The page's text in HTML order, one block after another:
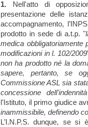
G
L
I
2
0
1
7
,
N
.
1
4
5
6
1. Nell'atto di
presentazione delle
accompagnamento,
prodotto in sede di a.t.p. "
medica
modificazioni in l. 102/2009
non ha prodotto né la
sapere, pertanto, se
Commissione ASL sia
concessione
l'Istituto, il primo giudice
inammissibile, definendo
L’I.N.P.S. dunque, se